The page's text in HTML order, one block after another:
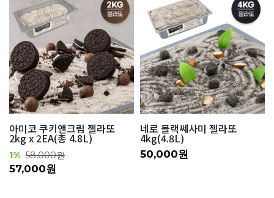
아미코 쿠키앤크림 젤라또
2kg x 2EA(총 4.8L)
1% 58,000원
57,000원
네로 블랙쎄사미 젤라또
4kg(4.8L)
50,000원